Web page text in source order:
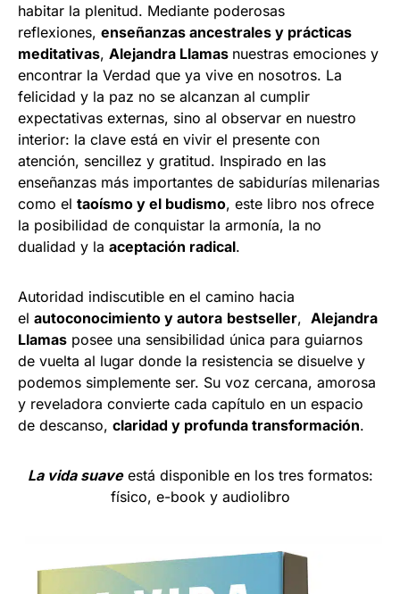
habitar la plenitud. Mediante poderosas
reflexiones, enseñanzas ancestrales y prácticas
meditativas, Alejandra Llamas nuestras emociones y
encontrar la Verdad que ya vive en nosotros. La
felicidad y la paz no se alcanzan al cumplir
expectativas externas, sino al observar en nuestro
interior: la clave está en vivir el presente con
atención, sencillez y gratitud. Inspirado en las
enseñanzas más importantes de sabidurías milenarias
como el taoísmo y el budismo, este libro nos ofrece
la posibilidad de conquistar la armonía, la no
dualidad y la aceptación radical.
Autoridad indiscutible en el camino hacia
el autoconocimiento y autora bestseller, Alejandra
Llamas posee una sensibilidad única para guiarnos
de vuelta al lugar donde la resistencia se disuelve y
podemos simplemente ser. Su voz cercana, amorosa
y reveladora convierte cada capítulo en un espacio
de descanso, claridad y profunda transformación.
La vida suaveestá disponible en los tres formatos:
físico, e-book y audiolibro